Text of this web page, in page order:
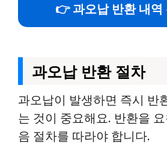
👉 과오납 반환 내역
과오납 반환 절차
과오납이 발생하면 즉시 반
는 것이 중요해요. 반환을
음 절차를 따라야 합니다.